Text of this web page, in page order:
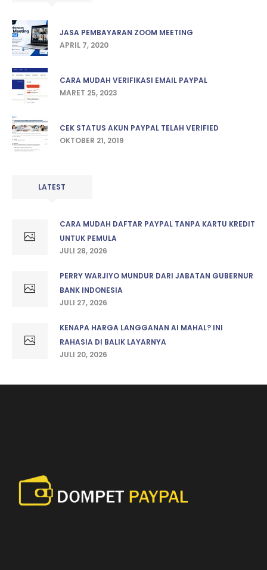
JASA PEMBAYARAN ZOOM MEETING
APRIL 7, 2020
CARA MUDAH VERIFIKASI EMAIL PAYPAL
MARET 25, 2023
CEK STATUS AKUN PAYPAL TELAH VERIFIED
OKTOBER 21, 2019
LATEST
CARA MUDAH DAFTAR PAYPAL TANPA KARTU KREDIT
UNTUK PEMULA
JULI 28, 2026
PERRY WARJIYO MUNDUR DARI JABATAN GUBERNUR
BANK INDONESIA
JULI 27, 2026
KENAPA HARGA LANGGANAN AI MAHAL? INI
RAHASIA DI BALIK LAYARNYA
JULI 20, 2026